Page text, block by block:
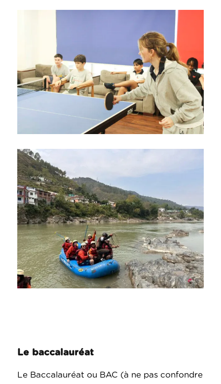
Le baccalauréat
Le Baccalauréat ou BAC (à ne pas confondre